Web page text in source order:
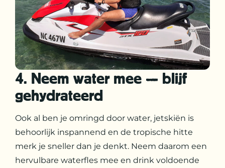
4. Neem water mee — blijf
gehydrateerd
Ook al ben je omringd door water, jetskiën is
behoorlijk inspannend en de tropische hitte
merk je sneller dan je denkt. Neem daarom een
hervulbare waterfles mee en drink voldoende